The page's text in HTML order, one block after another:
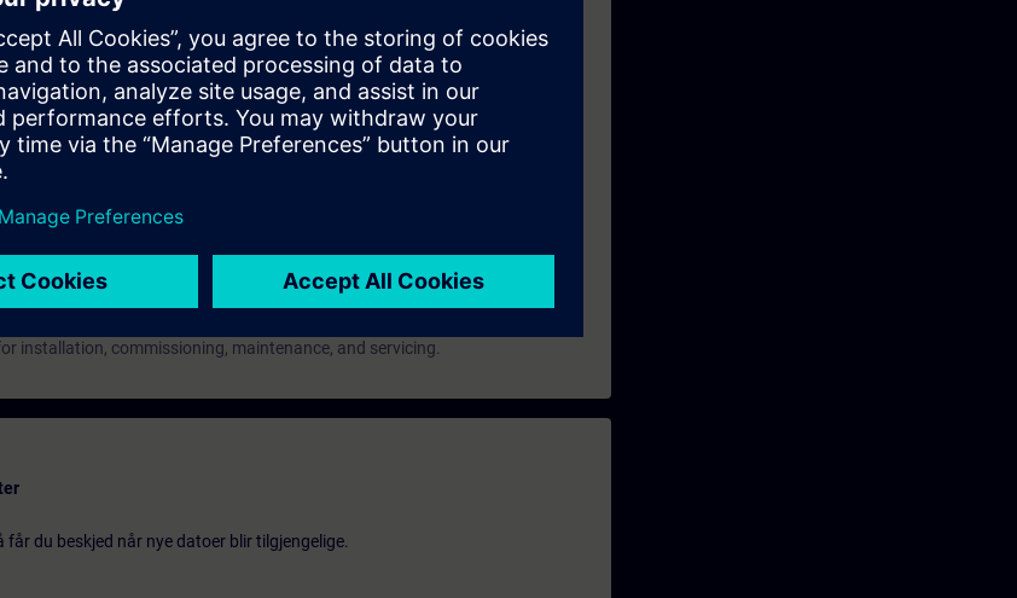
technology devices. Knowledge of SIEMENS devices is an advantage, but
Partner Program. To participate, you must have successfully
Partner Academy for this service module. When booking, you must
installation, commissioning, maintenance, and servicing.
du beskjed når nye datoer blir tilgjengelige.